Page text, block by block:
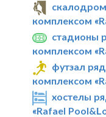
комплексом
стадионы
комплексом
футзал
комплексом
хостелы
«Rafael